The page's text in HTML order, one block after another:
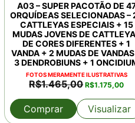
A03 – SUPER PACOTÃO DE
ORQUÍDEAS SELECIONADAS –
CATTLEYAS ESPECIAIS + 15
MUDAS JOVENS DE
DE CORES DIFERENTES + 1
VANDA + 2 MUDAS DE
3 DENDROBIUNS + 1
FOTOS MERAMENTE ILUSTRATIVAS
R$1.465,00O
preço
original
era:
R$1.465,00.
R$1.175,00O
é:
Comprar Visualizar